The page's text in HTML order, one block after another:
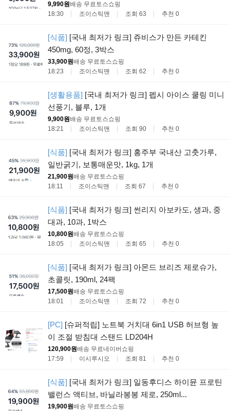
9,990원배송 무료토스쇼핑
18:30
조이스틱맨 조회 63 추천 0
[식품] [국내 최저가 링크] 쥬비스가 만든 카테킨
450mg, 60정, 3박스
33,900원배송 무료토스쇼핑
18:23
조이스틱맨 조회 62 추천 0
[생활용품] [국내 최저가 링크] 펩시 아이스 쿨링 미니
선풍기, 블루, 1개
9,900원배송 무료토스쇼핑
18:21
조이스틱맨 조회 90 추천 0
[식품] [국내 최저가 링크] 홍주부 국내산 고춧가루,
일반굵기, 보통매운맛, 1kg, 1개
21,900원배송 무료토스쇼핑
18:11
조이스틱맨 조회 67 추천 0
[식품] [국내 최저가 링크] 썬리지 아보카도, 생과, 중
대과, 10과, 1박스
10,800원배송 무료토스쇼핑
18:05
조이스틱맨 조회 65 추천 0
[식품] [국내 최저가 링크] 아몬드 브리즈 제로슈가,
초콜릿, 190ml, 24팩
17,500원배송 무료토스쇼핑
18:01
조이스틱맨 조회 72 추천 0
[PC] [슈퍼적립] 노트북 거치대 6in1 USB 허브형 높
이 조절 받침대 스탠드 LD204H
120,900원배송 무료네이버쇼핑
17:59
이시루시오 조회 81 추천 0
[식품] [국내 최저가 링크] 일동후디스 하이뮨 프로틴
밸런스 액티브, 바닐라봉봉 제로, 250ml...
19,900원배송 무료토스쇼핑